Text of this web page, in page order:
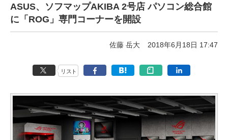
ASUS、ソフマップAKIBA 2号店 パソコン総合館
に「ROG」専門コーナーを開設
佐藤 岳大 2018年6月18日 17:47
リスト